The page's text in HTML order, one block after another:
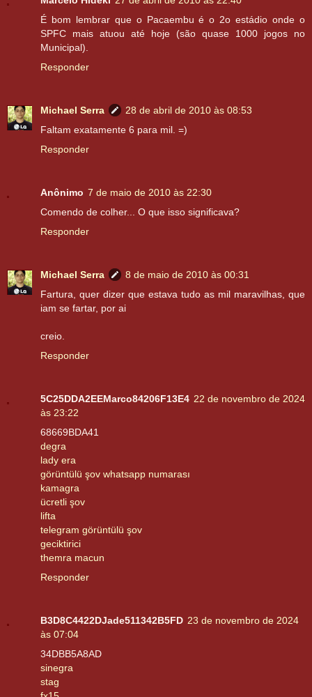
É bom lembrar que o Pacaembu é o 2o estádio onde o
SPFC mais atuou até hoje (são quase 1000 jogos no
Municipal).
Responder
Michael Serra
28 de abril de 2010 às 08:53
Faltam exatamente 6 para mil. =)
Responder
Anônimo 7 de maio de 2010 às 22:30
Comendo de colher... O que isso significava?
Responder
Michael Serra
8 de maio de 2010 às 00:31
Fartura, quer dizer que estava tudo as mil maravilhas, que
iam se fartar, por ai
creio.
Responder
5C25DDA2EEMarco84206F13E4 22 de novembro de 2024
às 23:22
68669BDA41
degra
lady era
görüntülü şov whatsapp numarası
kamagra
ücretli şov
lifta
telegram görüntülü şov
geciktirici
themra macun
Responder
B3D8C4422DJade511342B5FD 23 de novembro de 2024
às 07:04
34DBB5A8AD
sinegra
stag